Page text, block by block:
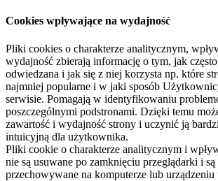
Cookies wpływające na wydajność
Pliki cookies o charakterze analitycznym,
wydajność zbierają informację o tym, jak
odwiedzana i jak się z niej korzysta np. które
najmniej popularne i w jaki sposób
serwisie. Pomagają w identyfikowaniu
poszczególnymi podstronami. Dzięki temu
zawartość i wydajność strony i uczynić ją
intuicyjną dla użytkownika.
Pliki cookie o charakterze analitycznym i
nie są usuwane po zamknięciu przeglądarki i
przechowywane na komputerze lub